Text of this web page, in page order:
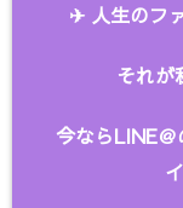
✈︎ 人生のフ
それ
今ならLINE